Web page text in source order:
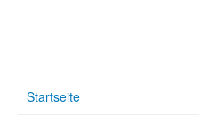
Startseite